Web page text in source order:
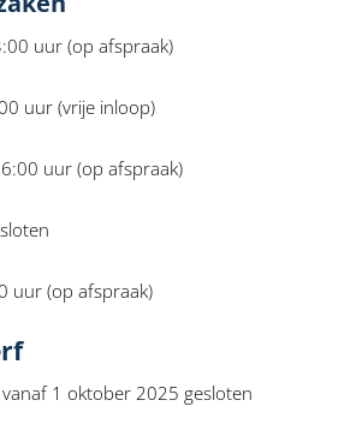
uur (op afspraak)
uur (vrije inloop)
uur (op afspraak)
uur (op afspraak)
1 oktober 2025 gesloten